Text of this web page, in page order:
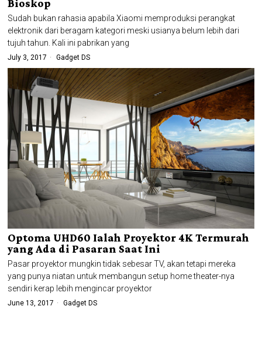
Bioskop
Sudah bukan rahasia apabila Xiaomi memproduksi perangkat
elektronik dari beragam kategori meski usianya belum lebih dari
tujuh tahun. Kali ini pabrikan yang
July 3, 2017 Gadget DS
Optoma UHD60 Ialah Proyektor 4K Termurah
yang Ada di Pasaran Saat Ini
Pasar proyektor mungkin tidak sebesar TV, akan tetapi mereka
yang punya niatan untuk membangun setup home theater-nya
sendiri kerap lebih mengincar proyektor
June 13, 2017 Gadget DS